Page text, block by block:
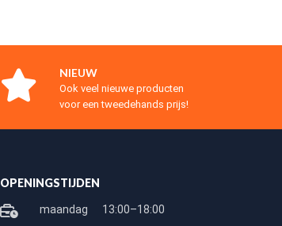
NIEUW
Ook veel nieuwe producten
voor een tweedehands prijs!
OPENINGSTIJDEN
maandag 13:00–18:00